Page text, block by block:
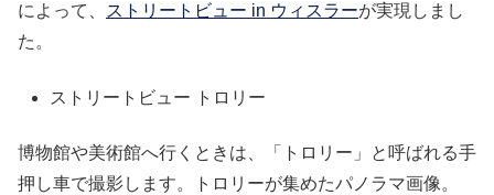
によって、
ストリートビュー in ウィスラーが実現しまし
た。
ストリートビュー トロリー
博物館や美術館へ行くときは、「トロリー」と呼ばれる手
押し車で撮影します。トロリーが集めたパノラマ画像。